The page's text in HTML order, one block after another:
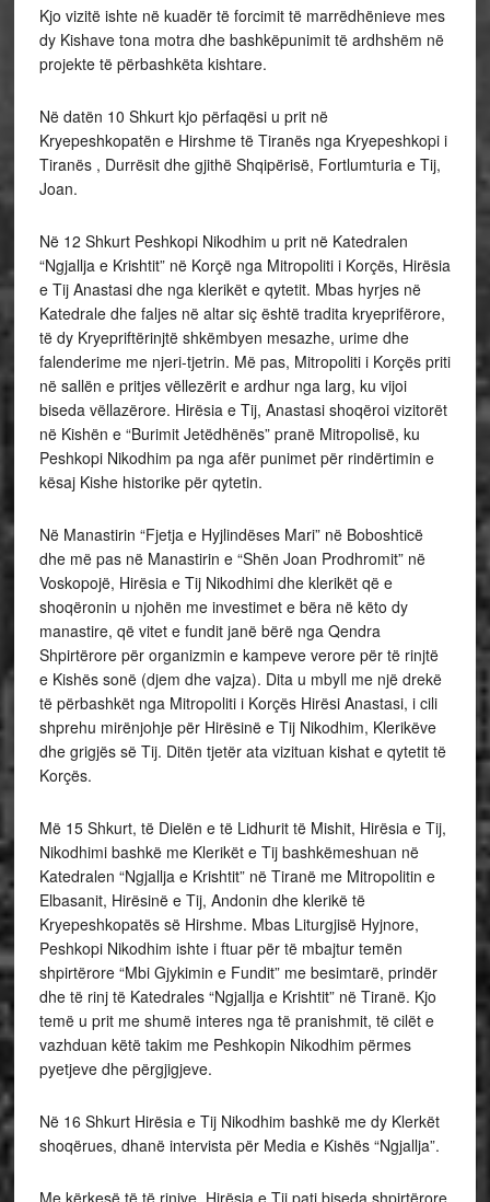
Kjo vizitë ishte në kuadër të forcimit të marrëdhënieve mes
dy Kishave tona motra dhe bashkëpunimit të ardhshëm në
projekte të përbashkëta kishtare.
Në datën 10 Shkurt kjo përfaqësi u prit në
Kryepeshkopatën e Hirshme të Tiranës nga Kryepeshkopi i
Tiranës , Durrësit dhe gjithë Shqipërisë, Fortlumturia e Tij,
Joan.
Në 12 Shkurt Peshkopi Nikodhim u prit në Katedralen
“Ngjallja e Krishtit” në Korçë nga Mitropoliti i Korçës, Hirësia
e Tij Anastasi dhe nga klerikët e qytetit. Mbas hyrjes në
Katedrale dhe faljes në altar siç është tradita kryeprifërore,
të dy Kryepriftërinjtë shkëmbyen mesazhe, urime dhe
falenderime me njeri-tjetrin. Më pas, Mitropoliti i Korçës priti
në sallën e pritjes vëllezërit e ardhur nga larg, ku vijoi
biseda vëllazërore. Hirësia e Tij, Anastasi shoqëroi vizitorët
në Kishën e “Burimit Jetëdhënës” pranë Mitropolisë, ku
Peshkopi Nikodhim pa nga afër punimet për rindërtimin e
kësaj Kishe historike për qytetin.
Në Manastirin “Fjetja e Hyjlindëses Mari” në Boboshticë
dhe më pas në Manastirin e “Shën Joan Prodhromit” në
Voskopojë, Hirësia e Tij Nikodhimi dhe klerikët që e
shoqëronin u njohën me investimet e bëra në këto dy
manastire, që vitet e fundit janë bërë nga Qendra
Shpirtërore për organizmin e kampeve verore për të rinjtë
e Kishës sonë (djem dhe vajza). Dita u mbyll me një drekë
të përbashkët nga Mitropoliti i Korçës Hirësi Anastasi, i cili
shprehu mirënjohje për Hirësinë e Tij Nikodhim, Klerikëve
dhe grigjës së Tij. Ditën tjetër ata vizituan kishat e qytetit të
Korçës.
Më 15 Shkurt, të Dielën e të Lidhurit të Mishit, Hirësia e Tij,
Nikodhimi bashkë me Klerikët e Tij bashkëmeshuan në
Katedralen “Ngjallja e Krishtit” në Tiranë me Mitropolitin e
Elbasanit, Hirësinë e Tij, Andonin dhe klerikë të
Kryepeshkopatës së Hirshme. Mbas Liturgjisë Hyjnore,
Peshkopi Nikodhim ishte i ftuar për të mbajtur temën
shpirtërore “Mbi Gjykimin e Fundit” me besimtarë, prindër
dhe të rinj të Katedrales “Ngjallja e Krishtit” në Tiranë. Kjo
temë u prit me shumë interes nga të pranishmit, të cilët e
vazhduan këtë takim me Peshkopin Nikodhim përmes
pyetjeve dhe përgjigjeve.
Në 16 Shkurt Hirësia e Tij Nikodhim bashkë me dy Klerkët
shoqërues, dhanë intervista për Media e Kishës “Ngjallja”.